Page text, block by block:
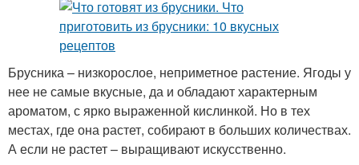
Брусника – низкорослое, неприметное растение. Ягоды у
нее не самые вкусные, да и обладают характерным
ароматом, с ярко выраженной кислинкой. Но в тех
местах, где она растет, собирают в больших количествах.
А если не растет – выращивают искусственно.